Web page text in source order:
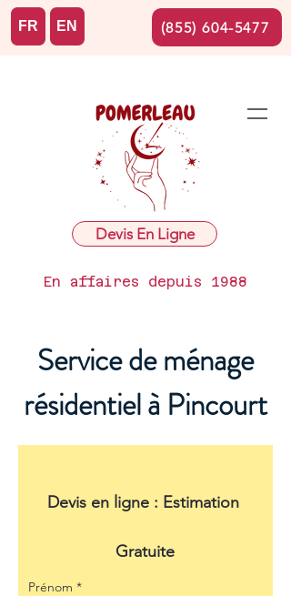
Devis En Ligne
En affaires depuis 1988
FR EN (855) 604-5477
Service de ménage
résidentiel à Pincourt
Devis en ligne : Estimation
Gratuite
Prénom *